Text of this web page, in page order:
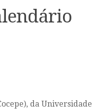
da Universidade